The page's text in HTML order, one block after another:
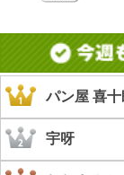
パン屋 喜十
宇呀